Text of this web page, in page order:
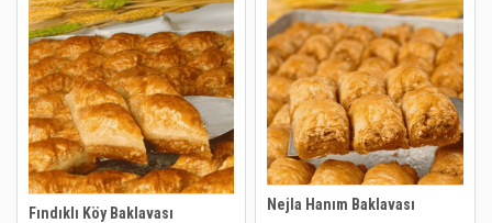
Fındıklı Köy Baklavası
Nejla Hanım Baklavası